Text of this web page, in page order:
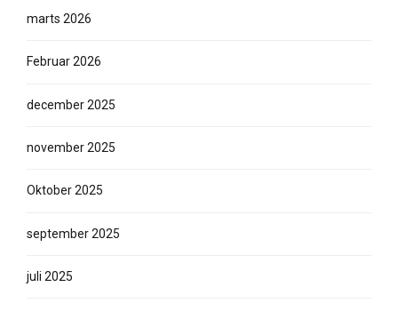
marts 2026
Februar 2026
december 2025
november 2025
Oktober 2025
september 2025
juli 2025